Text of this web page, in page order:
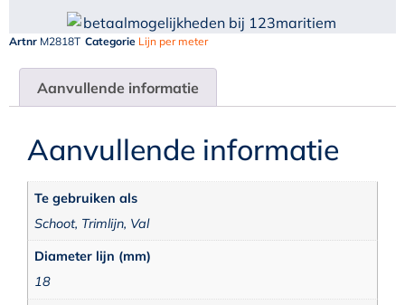
Artnr M2818T Categorie Lijn per meter
Aanvullende informatie
Aanvullende informatie
Te gebruiken als
Schoot, Trimlijn, Val
Diameter lijn (mm)
18